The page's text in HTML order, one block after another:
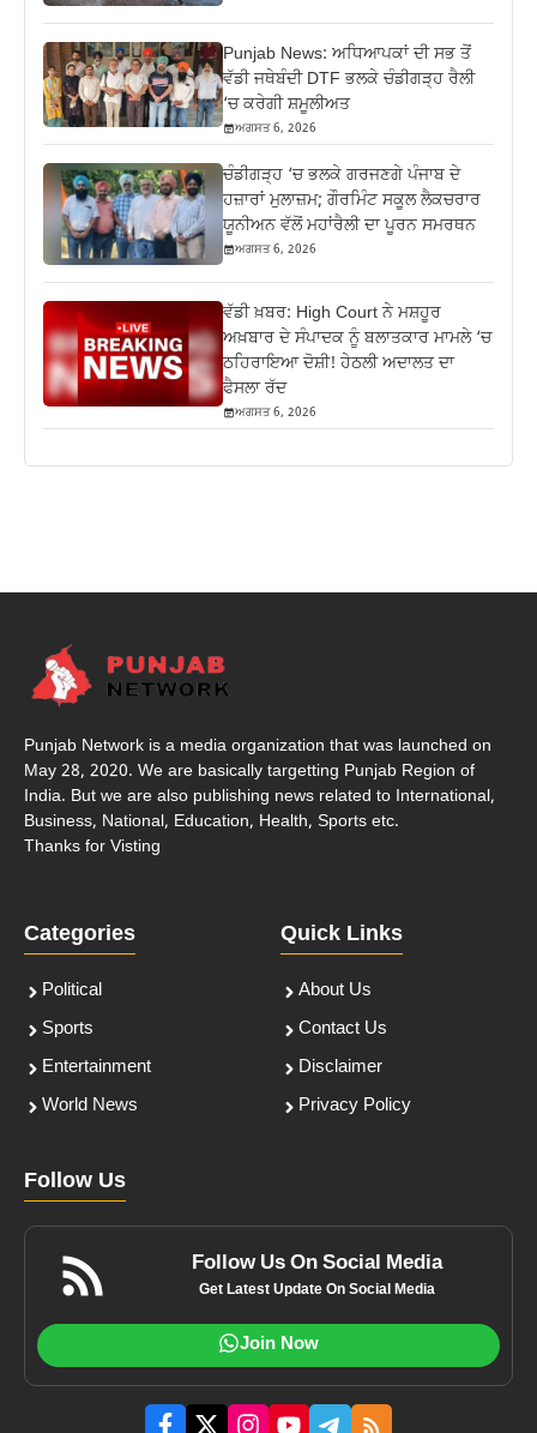
Punjab News: ਅਧਿਆਪਕਾਂ ਦੀ ਸਭ ਤੋਂ
ਵੱਡੀ ਜਥੇਬੰਦੀ DTF ਭਲਕੇ ਚੰਡੀਗੜ੍ਹ ਰੈਲੀ
‘ਚ ਕਰੇਗੀ ਸ਼ਮੂਲੀਅਤ
ਅਗਸਤ 6, 2026
ਚੰਡੀਗੜ੍ਹ ‘ਚ ਭਲਕੇ ਗਰਜਣਗੇ ਪੰਜਾਬ ਦੇ
ਹਜ਼ਾਰਾਂ ਮੁਲਾਜ਼ਮ; ਗੌਰਮਿੰਟ ਸਕੂਲ ਲੈਕਚਰਾਰ
ਯੂਨੀਅਨ ਵੱਲੋਂ ਮਹਾਂਰੈਲੀ ਦਾ ਪੂਰਨ ਸਮਰਥਨ
ਅਗਸਤ 6, 2026
ਵੱਡੀ ਖ਼ਬਰ: High Court ਨੇ ਮਸ਼ਹੂਰ
ਅਖ਼ਬਾਰ ਦੇ ਸੰਪਾਦਕ ਨੂੰ ਬਲਾਤਕਾਰ ਮਾਮਲੇ ‘ਚ
ਠਹਿਰਾਇਆ ਦੋਸ਼ੀ! ਹੇਠਲੀ ਅਦਾਲਤ ਦਾ
ਫੈਸਲਾ ਰੱਦ
ਅਗਸਤ 6, 2026
Punjab Network is a media organization that was launched on
May 28, 2020. We are basically targetting Punjab Region of
India. But we are also publishing news related to International,
Business, National, Education, Health, Sports etc.
Thanks for Visting
Categories
Political
Sports
Entertainment
World News
Quick Links
About Us
Contact Us
Disclaimer
Privacy Policy
Follow Us
Follow Us On Social Media
Get Latest Update On Social Media
Join Now